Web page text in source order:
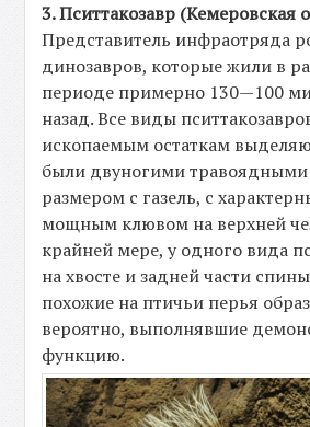
3. Пситтакозавр (Кемеровская
Представитель инфраотряда
динозавров, которые жили в
периоде примерно 130—100
назад. Все виды
ископаемым остаткам
были двуногими
размером с газель, с
мощным клювом на верхней
крайней мере, у одного вида
на хвосте и задней части
похожие на птичьи перья
вероятно, выполнявшие
функцию.